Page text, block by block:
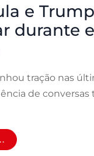
e
durante
tração nas
de conversas